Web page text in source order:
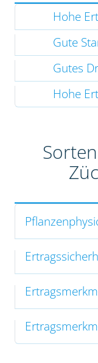
Hohe
Gute
Gutes
Hohe